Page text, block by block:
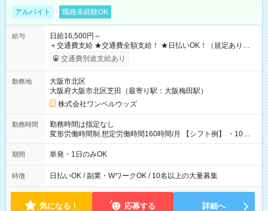
アルバイト 職種未経験OK
給与
日給16,500円～
＋交通費支給 ★交通費全額支給！ ★日払いOK！（規定あり） ┗
働いたその日に現金GET♪ お仕事後はコンビニATMから 日払
交通費別途支給あり
勤務地
大阪市北区
大阪府大阪市北区芝田（最寄り駅：大阪梅田駅）
株式会社ワンベルウッズ
勤務時間
勤務時間は指定なし
変形労働時間制 想定労働時間160時間/月 【シフト例】 ・10：
00～20：00
期間 単発・1日のみOK
特徴 日払いOK / 副業・WワークOK / 10名以上の大量募集
気になる！ 応募する 詳細へ